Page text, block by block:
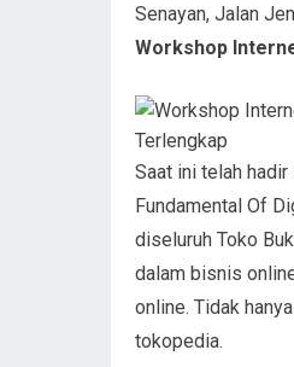
Senayan, Jalan
Workshop
Saat ini telah
Fundamental Of
diseluruh Toko
dalam bisnis
online. Tidak
tokopedia.